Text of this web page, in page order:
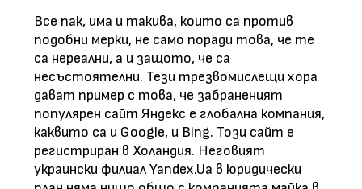
Все пак, има и такива, които са против
подобни мерки, не само поради това, че те
са нереални, а и защото, че са
несъстоятелни. Тези трезвомислещи хора
дават пример с това, че забраненият
популярен сайт Яндекс е глобална компания,
каквито са и Google, и Bing. Този сайт е
регистриран в Холандия. Неговият
украински филиал Yandex.Ua в юридически